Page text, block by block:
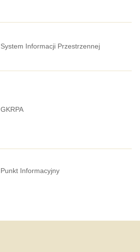
System Informacji Przestrzennej
GKRPA
Punkt Informacyjny